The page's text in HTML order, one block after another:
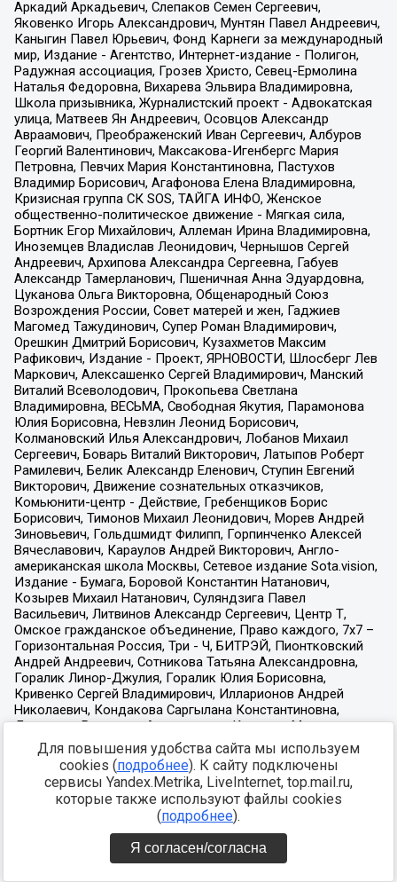
Для повышения удобства сайта мы используем
cookies (подробнее). К сайту подключены
сервисы Yandex.Metrika, LiveInternet, top.mail.ru,
которые также используют файлы cookies
(подробнее).
Я согласен/согласна